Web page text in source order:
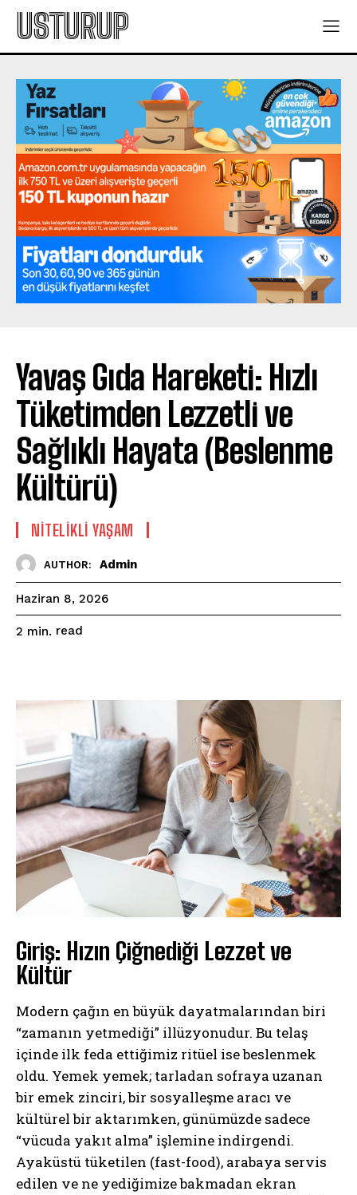
USTURUP
Yavaş Gıda Hareketi: Hızlı
Tüketimden Lezzetli ve
Sağlıklı Hayata (Beslenme
Kültürü)
NITELIKLI YAŞAM
AUTHOR: Admin
Haziran 8, 2026
2 min. read
Giriş: Hızın Çiğnediği Lezzet ve
Kültür
Modern çağın en büyük dayatmalarından biri
“zamanın yetmediği” illüzyonudur. Bu telaş
içinde ilk feda ettiğimiz ritüel ise beslenmek
oldu. Yemek yemek; tarladan sofraya uzanan
bir emek zinciri, bir sosyalleşme aracı ve
kültürel bir aktarımken, günümüzde sadece
“vücuda yakıt alma” işlemine indirgendi.
Ayaküstü tüketilen (fast-food), arabaya servis
edilen ve ne yediğimize bakmadan ekran